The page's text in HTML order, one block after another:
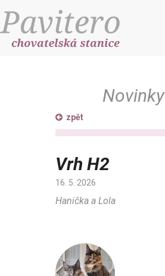
Novinky
zpět
Vrh H2
16. 5. 2026
Hanička a Lola